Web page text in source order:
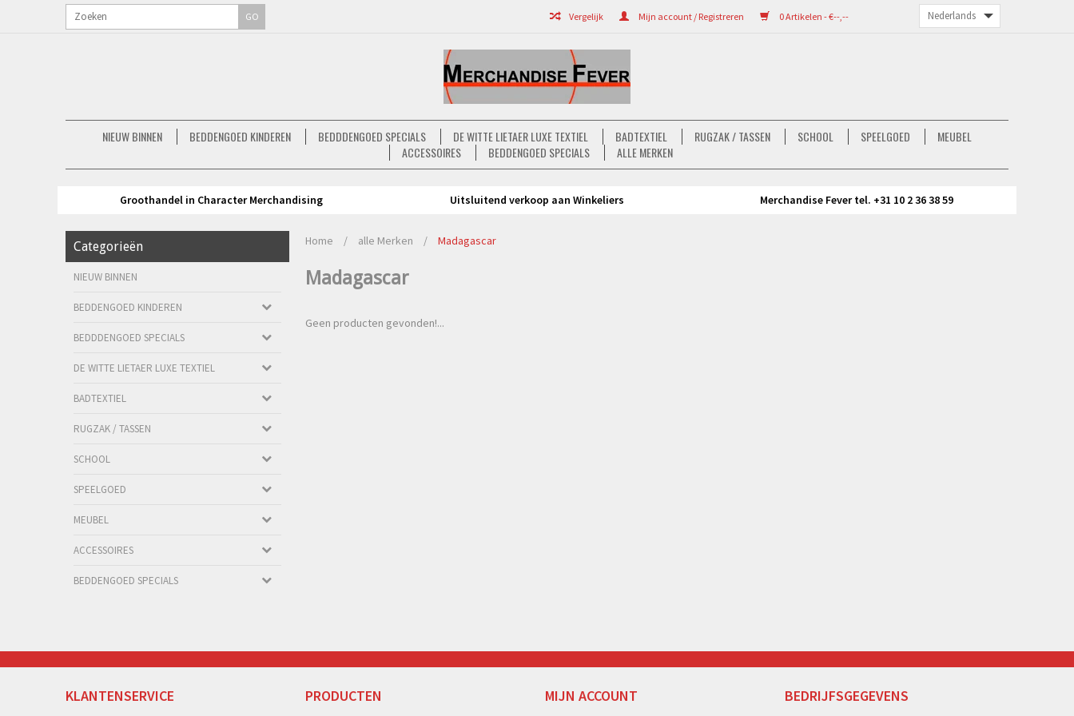
0 Artikelen - €--,--
Mijn account / Registreren
Vergelijk
GO
NIEUW BINNEN BEDDENGOED KINDEREN BEDDDENGOED SPECIALS DE WITTE LIETAER LUXE TEXTIEL BADTEXTIEL RUGZAK / TASSEN SCHOOL SPEELGOED
MEUBEL
ACCESSOIRES
BEDDENGOED SPECIALS ALLE MERKEN
Groothandel in Character Merchandising Uitsluitend verkoop aan Winkeliers Merchandise Fever tel. +31 10 2 36 38 59
Categorieën
NIEUW BINNEN
BEDDENGOED KINDEREN
BEDDDENGOED SPECIALS
DE WITTE LIETAER LUXE TEXTIEL
BADTEXTIEL
RUGZAK / TASSEN
SCHOOL
SPEELGOED
MEUBEL
ACCESSOIRES
BEDDENGOED SPECIALS
Home / alle Merken / Madagascar
Madagascar
Geen producten gevonden!...
KLANTENSERVICE PRODUCTEN MIJN ACCOUNT BEDRIJFSGEGEVENS